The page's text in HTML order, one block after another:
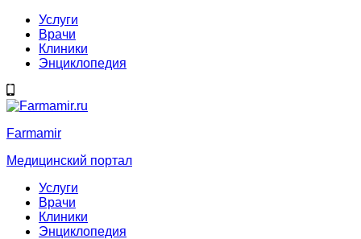
Услуги
Врачи
Клиники
Энциклопедия
Farmamir
Медицинский портал
Услуги
Врачи
Клиники
Энциклопедия